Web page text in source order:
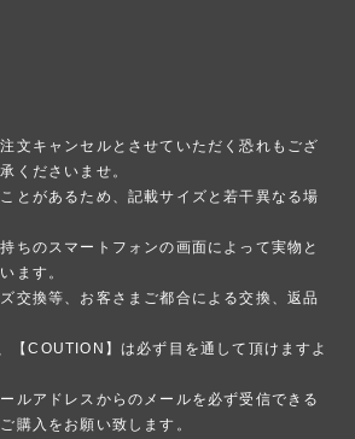
文キャンセルとさせていただく恐れもござ
くださいませ。
とがあるため、記載サイズと若干異なる場
ちのスマートフォンの画面によって実物と
ます。
交換等、お客さまご都合による交換、返品
【COUTION】は必ず目を通して頂けますよ
ルアドレスからのメールを必ず受信できる
購入をお願い致します。